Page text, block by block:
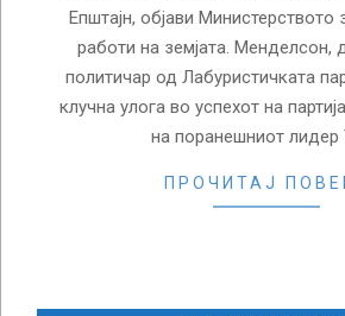
Епштајн, објави
работи на земјата. Менделсон,
политичар од Лабуристичката
клучна улога во успехот на
на поранешниот лидер
ПРОЧИТАЈ